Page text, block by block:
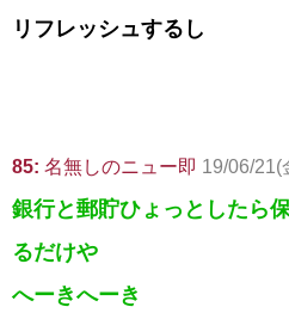
リフレッシュするし
85: 名無しのニュー即 19/06/21(
銀行と郵貯ひょっとしたら
るだけや
へーきへーき